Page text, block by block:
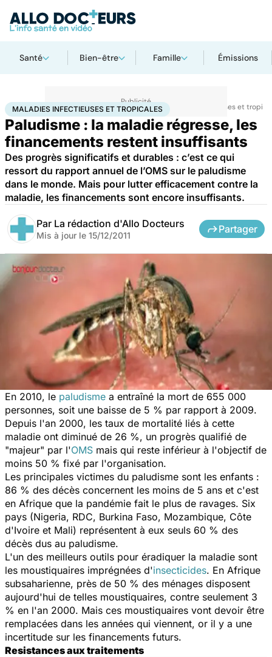
Santé Bien-être Famille Émissions
AccueilSantéMaladiesMaladies infectieusesMaladies infectieuses et
MALADIES INFECTIEUSES ET TROPICALES
Paludisme : la maladie régresse, les
financements restent insuffisants
Des progrès significatifs et durables : c’est ce qui
ressort du rapport annuel de l’OMS sur le paludisme
dans le monde. Mais pour lutter efficacement contre la
maladie, les financements sont encore insuffisants.
Par La rédaction d'Allo Docteurs
Mis à jour le 15/12/2011
Partager
En 2010, le paludisme a entraîné la mort de 655 000
personnes, soit une baisse de 5 % par rapport à 2009.
Depuis l'an 2000, les taux de mortalité liés à cette
maladie ont diminué de 26 %, un progrès qualifié de
"majeur" par l'OMS mais qui reste inférieur à l'objectif de
moins 50 % fixé par l'organisation.
Les principales victimes du paludisme sont les enfants :
86 % des décès concernent les moins de 5 ans et c'est
en Afrique que la pandémie fait le plus de ravages. Six
pays (Nigeria, RDC, Burkina Faso, Mozambique, Côte
d'Ivoire et Mali) représentent à eux seuls 60 % des
décès dus au paludisme.
L'un des meilleurs outils pour éradiquer la maladie sont
les moustiquaires imprégnées d'insecticides. En Afrique
subsaharienne, près de 50 % des ménages disposent
aujourd'hui de telles moustiquaires, contre seulement 3
% en l'an 2000. Mais ces moustiquaires vont devoir être
remplacées dans les années qui viennent, or il y a une
incertitude sur les financements futurs.
Resistances aux traitements